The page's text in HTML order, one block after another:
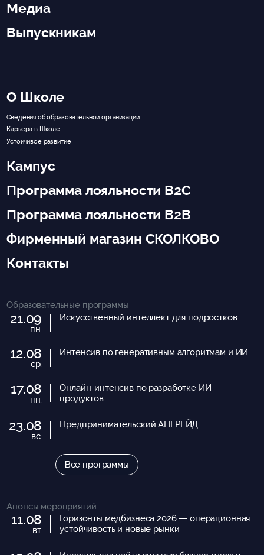
Медиа
Выпускникам
О Школе
Сведения об образовательной организации
Карьера в Школе
Устойчивое развитие
Кампус
Программа лояльности B2C
Программа лояльности B2B
Фирменный магазин СКОЛКОВО
Контакты
Образовательные программы
21.09
пн.
Искусственный интеллект для подростков
12.08
ср.
Интенсив по генеративным алгоритмам и ИИ
17.08
пн.
Онлайн-интенсив по разработке ИИ-
продуктов
23.08
вс.
Предпринимательский АПГРЕЙД
Все программы
Анонсы мероприятий
11.08
вт.
Горизонты медбизнеса 2026 — операционная
устойчивость и новые рынки